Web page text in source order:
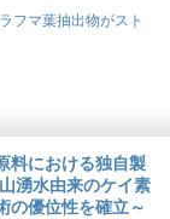
フマ葉抽出物がスト
料における独自製
湧水由来のケイ素
の優位性を確立～